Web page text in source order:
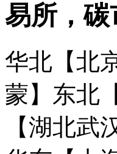
易所，
华北【北
蒙】 东北
【湖北武